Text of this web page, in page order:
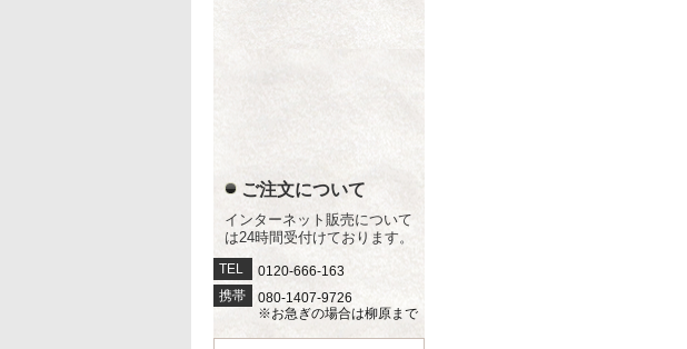
ご注文について
インターネット販売について
は24時間受付けております。
TEL
0120-666-163
携帯
080-1407-9726
※お急ぎの場合は柳原まで